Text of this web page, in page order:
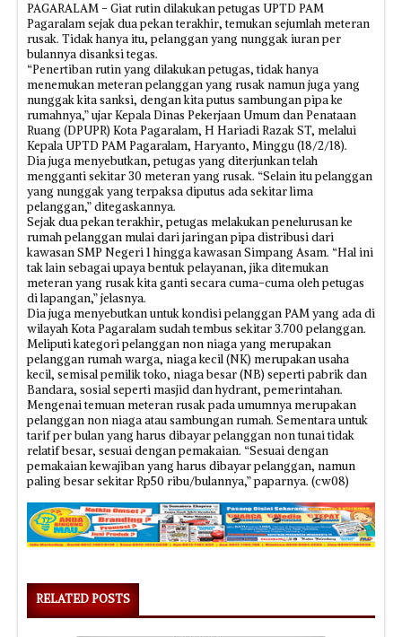
PAGARALAM - Giat rutin dilakukan petugas UPTD PAM
Pagaralam sejak dua pekan terakhir, temukan sejumlah meteran
rusak. Tidak hanya itu, pelanggan yang nunggak iuran per
bulannya disanksi tegas.
“Penertiban rutin yang dilakukan petugas, tidak hanya
menemukan meteran pelanggan yang rusak namun juga yang
nunggak kita sanksi, dengan kita putus sambungan pipa ke
rumahnya,” ujar Kepala Dinas Pekerjaan Umum dan Penataan
Ruang (DPUPR) Kota Pagaralam, H Hariadi Razak ST, melalui
Kepala UPTD PAM Pagaralam, Haryanto, Minggu (18/2/18).
Dia juga menyebutkan, petugas yang diterjunkan telah
mengganti sekitar 30 meteran yang rusak. “Selain itu pelanggan
yang nunggak yang terpaksa diputus ada sekitar lima
pelanggan,” ditegaskannya.
Sejak dua pekan terakhir, petugas melakukan penelurusan ke
rumah pelanggan mulai dari jaringan pipa distribusi dari
kawasan SMP Negeri 1 hingga kawasan Simpang Asam. “Hal ini
tak lain sebagai upaya bentuk pelayanan, jika ditemukan
meteran yang rusak kita ganti secara cuma-cuma oleh petugas
di lapangan,” jelasnya.
Dia juga menyebutkan untuk kondisi pelanggan PAM yang ada di
wilayah Kota Pagaralam sudah tembus sekitar 3.700 pelanggan.
Meliputi kategori pelanggan non niaga yang merupakan
pelanggan rumah warga, niaga kecil (NK) merupakan usaha
kecil, semisal pemilik toko, niaga besar (NB) seperti pabrik dan
Bandara, sosial seperti masjid dan hydrant, pemerintahan.
Mengenai temuan meteran rusak pada umumnya merupakan
pelanggan non niaga atau sambungan rumah. Sementara untuk
tarif per bulan yang harus dibayar pelanggan non tunai tidak
relatif besar, sesuai dengan pemakaian. “Sesuai dengan
pemakaian kewajiban yang harus dibayar pelanggan, namun
paling besar sekitar Rp50 ribu/bulannya,” paparnya. (cw08)
RELATED POSTS